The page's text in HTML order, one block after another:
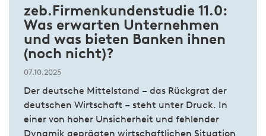
zeb.Firmenkundenstudie 11.0:
Was erwarten Unternehmen
und was bieten Banken ihnen
(noch nicht)?
07.10.2025
Der deutsche Mittelstand – das Rückgrat der
deutschen Wirtschaft – steht unter Druck. In
einer von hoher Unsicherheit und fehlender
Dynamik geprägten wirtschaftlichen Situation